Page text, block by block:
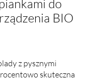
do
BIO
z pysznymi
skuteczna